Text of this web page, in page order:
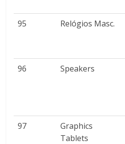
95 Relógios Masc.
96 Speakers
97
Graphics
Tablets